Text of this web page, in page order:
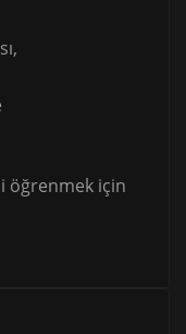
öğrenmek için